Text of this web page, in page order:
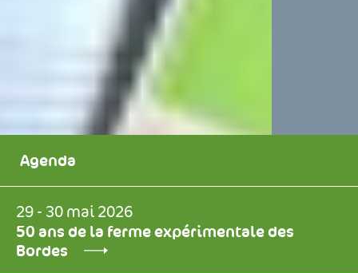
Agenda
29 - 30 mai 2026
50 ans de la ferme expérimentale des
Bordes